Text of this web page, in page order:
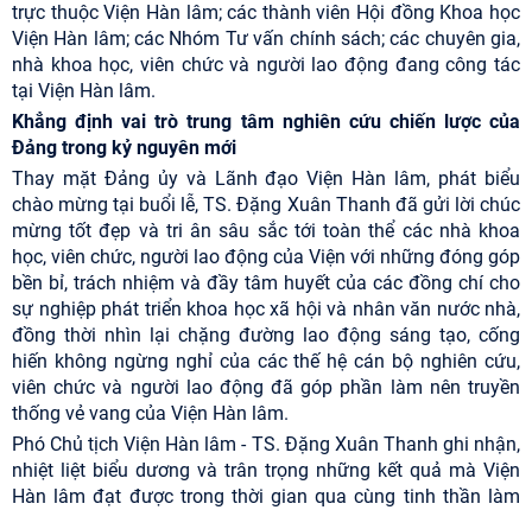
trực thuộc Viện Hàn lâm; các thành viên Hội đồng Khoa học
Viện Hàn lâm; các Nhóm Tư vấn chính sách; các chuyên gia,
nhà khoa học, viên chức và người lao động đang công tác
tại Viện Hàn lâm.
Khẳng định vai trò trung tâm nghiên cứu chiến lược của
Đảng trong kỷ nguyên mới
Thay mặt Đảng ủy và Lãnh đạo Viện Hàn lâm, phát biểu
chào mừng tại buổi lễ, TS. Đặng Xuân Thanh đã gửi lời chúc
mừng tốt đẹp và tri ân sâu sắc tới toàn thể các nhà khoa
học, viên chức, người lao động của Viện với những đóng góp
bền bỉ, trách nhiệm và đầy tâm huyết của các đồng chí cho
sự nghiệp phát triển khoa học xã hội và nhân văn nước nhà,
đồng thời nhìn lại chặng đường lao động sáng tạo, cống
hiến không ngừng nghỉ của các thế hệ cán bộ nghiên cứu,
viên chức và người lao động đã góp phần làm nên truyền
thống vẻ vang của Viện Hàn lâm.
Phó Chủ tịch Viện Hàn lâm - TS. Đặng Xuân Thanh ghi nhận,
nhiệt liệt biểu dương và trân trọng những kết quả mà Viện
Hàn lâm đạt được trong thời gian qua cùng tinh thần làm